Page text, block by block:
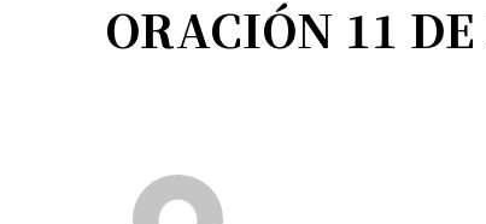
ORACIÓN 11